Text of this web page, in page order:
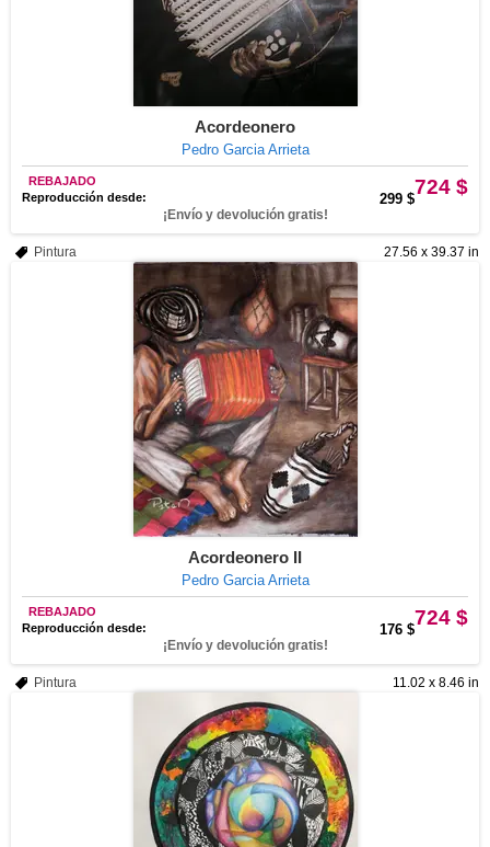
Acordeonero
Pedro Garcia Arrieta
724 $
REBAJADO
Reproducción desde:
299 $
¡Envío y devolución gratis!
27.56 x 39.37 in
Pintura
Acordeonero II
Pedro Garcia Arrieta
724 $
REBAJADO
Reproducción desde:
176 $
¡Envío y devolución gratis!
11.02 x 8.46 in
Pintura